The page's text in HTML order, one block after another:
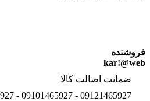
فروشنده
kar!@web
ضمانت اصالت کالا
09121465927 - 09101465927 - 09391465927 - 02136915773